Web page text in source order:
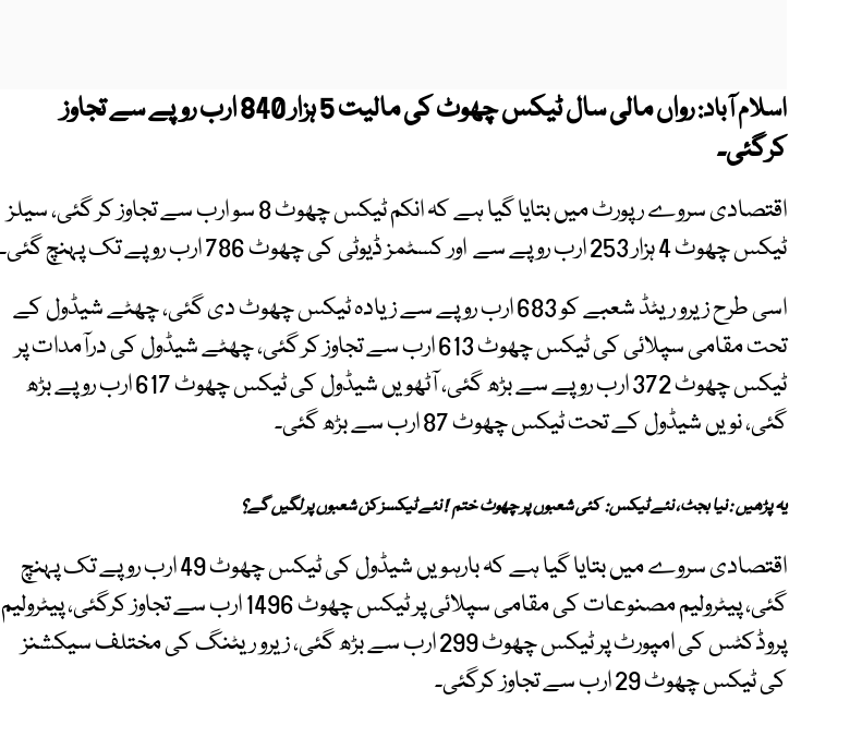
اسلام آباد:
رواں مالی سال ٹیکس چھوٹ کی مالیت 5 ہزار 840 ارب روپے سے تجاوز
کرگئی۔
اقتصادی سروے رپورٹ میں بتایا گیا ہے کہ انکم ٹیکس چھوٹ 8 سو ارب سے تجاوز کر گئی، سیلز
ٹیکس چھوٹ 4 ہزار 253 ارب روپے سے اور کسٹمز ڈیوٹی کی چھوٹ 786 ارب روپے تک پہنچ گئی۔
اسی طرح زیرو ریٹڈ شعبے کو 683 ارب روپے سے زیادہ ٹیکس چھوٹ دی گئی، چھٹے شیڈول کے
تحت مقامی سپلائی کی ٹیکس چھوٹ 613 ارب سے تجاوز کر گئی، چھٹے شیڈول کی درآمدات پر
ٹیکس چھوٹ 372 ارب روپے سے بڑھ گئی، آٹھویں شیڈول کی ٹیکس چھوٹ 617 ارب روپے بڑھ
گئی، نویں شیڈول کے تحت ٹیکس چھوٹ 87 ارب سے بڑھ گئی۔
یہ پڑھیں : نیا بجٹ، نئے ٹیکس: کئی شعبوں پر چھوٹ ختم ! نئے ٹیکسز کن شعبوں پر لگیں گے؟
اقتصادی سروے میں بتایا گیا ہے کہ بارہویں شیڈول کی ٹیکس چھوٹ 49 ارب روپے تک پہنچ
گئی، پیٹرولیم مصنوعات کی مقامی سپلائی پر ٹیکس چھوٹ 1496 ارب سے تجاوز کرگئی، پیٹرولیم
پروڈکٹس کی امپورٹ پر ٹیکس چھوٹ 299 ارب سے بڑھ گئی، زیرو ریٹنگ کی مختلف سیکشنز
کی ٹیکس چھوٹ 29 ارب سے تجاوز کرگئی۔